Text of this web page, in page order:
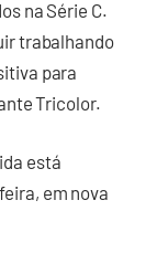
na Série C.
trabalhando
para
Tricolor.
está
em nova